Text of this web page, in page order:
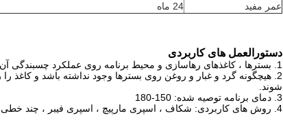
عمر مفید
24 ماه
دستورالعمل های کاربردی
1. بسترها ، کاغذهای رهاسازی و محیط برنامه روی عملکرد چسبندگی آن تأثیر می گذارد ، بنابراین استفاده آزمایشی توصیه می شود.
2. هیچگونه گرد و غبار و روغن روی بسترها وجود نداشته باشد و کاغذ
شوند.
3. دمای برنامه توصیه شده: 150-180
4. روش های کاربردی: شکاف ، اسپری مارپیچ ، اسپری فیبر ، چند خطی و غیره.